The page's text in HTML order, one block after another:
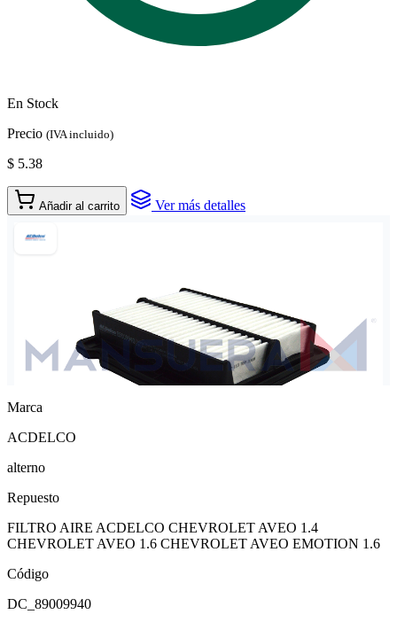
En Stock
Precio (IVA incluido)
$ 5.38
Añadir al carrito Ver más detalles
Marca
ACDELCO
alterno
Repuesto
FILTRO AIRE ACDELCO CHEVROLET AVEO 1.4
CHEVROLET AVEO 1.6 CHEVROLET AVEO EMOTION 1.6
Código
DC_89009940